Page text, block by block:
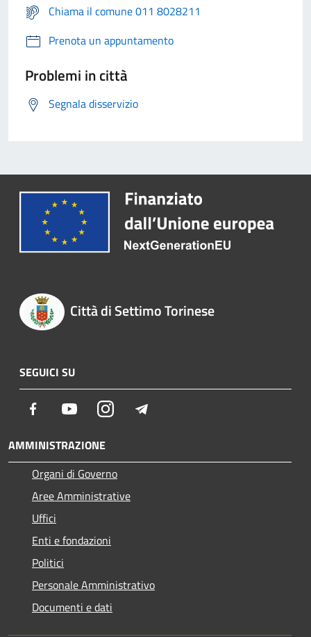
Chiama il comune 011 8028211
Prenota un appuntamento
Problemi in città
Segnala disservizio
Città di Settimo Torinese
SEGUICI SU
Facebook YoutubeInstagram
AMMINISTRAZIONE
Organi di Governo
Aree Amministrative
Uffici
Enti e fondazioni
Politici
Personale Amministrativo
Documenti e dati